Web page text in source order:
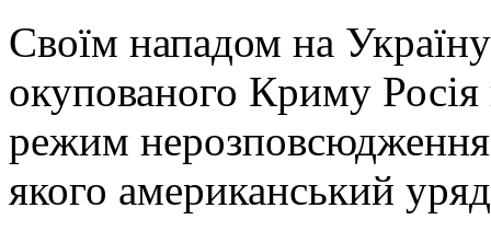
Своїм нападом на
окупованого Криму
режим нерозповсюдження
якого американський